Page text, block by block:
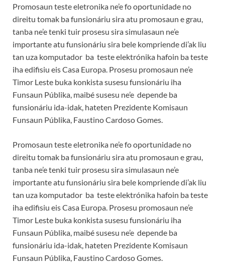
Promosaun teste eletronika ne’e fo oportunidade no
direitu tomak ba funsionáriu sira atu promosaun e grau,
tanba ne’e tenki tuir prosesu sira simulasaun ne’e
importante atu funsionáriu sira bele kompriende di’ak liu
tan uza komputador ba teste elektrónika hafoin ba teste
iha edifisiu eis Casa Europa. Prosesu promosaun ne’e
Timor Leste buka konkista susesu funsionáriu iha
Funsaun Públika, maibé susesu ne’e depende ba
funsionáriu ida-idak, hateten Prezidente Komisaun
Funsaun Públika, Faustino Cardoso Gomes.
Promosaun teste eletronika ne’e fo oportunidade no
direitu tomak ba funsionáriu sira atu promosaun e grau,
tanba ne’e tenki tuir prosesu sira simulasaun ne’e
importante atu funsionáriu sira bele kompriende di’ak liu
tan uza komputador ba teste elektrónika hafoin ba teste
iha edifisiu eis Casa Europa. Prosesu promosaun ne’e
Timor Leste buka konkista susesu funsionáriu iha
Funsaun Públika, maibé susesu ne’e depende ba
funsionáriu ida-idak, hateten Prezidente Komisaun
Funsaun Públika, Faustino Cardoso Gomes.